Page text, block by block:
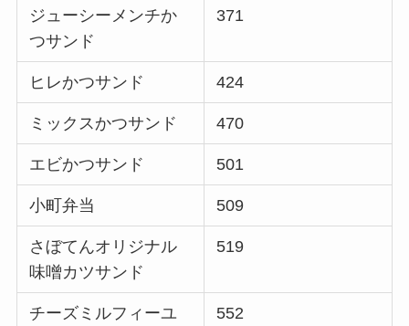
ジューシーメンチか
つサンド
371
ヒレかつサンド 424
ミックスかつサンド 470
エビかつサンド 501
小町弁当 509
さぼてんオリジナル
味噌カツサンド
519
チーズミルフィーユ
552